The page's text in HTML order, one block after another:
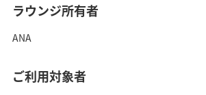
ラウンジ所有者
ANA
ご利用対象者